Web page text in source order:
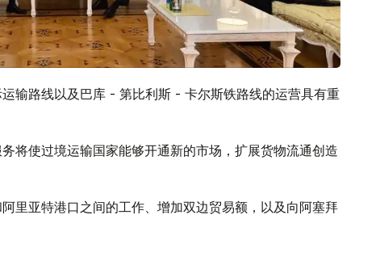
输路线以及巴库 - 第比利斯 - 卡尔斯铁路线的运营具有重
将使过境运输国家能够开通新的市场，扩展货物流通创造
里亚特港口之间的工作、增加双边贸易额，以及向阿塞拜